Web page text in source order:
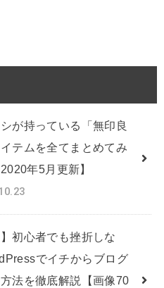
が持っている「無印良
テムを全てまとめてみ
年5月更新】
】初心者でも挫折しな
でイチからブログ
法を徹底解説【画像70